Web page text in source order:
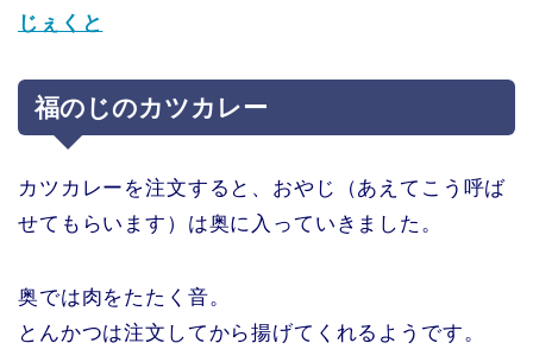
じぇくと
福のじのカツカレー
カツカレーを注文すると、おやじ（あえてこう呼ば
せてもらいます）は奥に入っていきました。
奥では肉をたたく音。
とんかつは注文してから揚げてくれるようです。